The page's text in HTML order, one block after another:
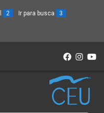
2 Ir para busca 3